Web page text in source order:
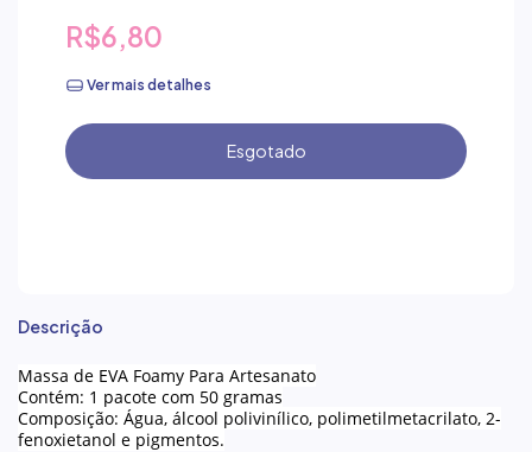
R$6,80
Ver mais detalhes
Descrição
Massa de EVA Foamy Para Artesanato
Contém: 1 pacote com 50 gramas
Composição: Água, álcool polivinílico, polimetilmetacrilato, 2-
fenoxietanol e pigmentos.